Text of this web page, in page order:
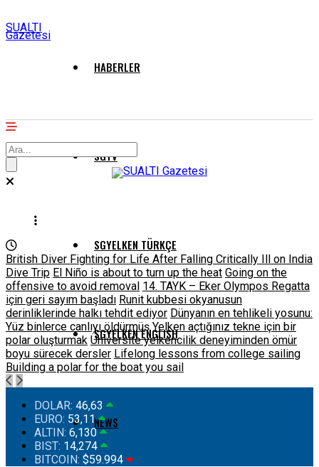
SUALTI
Gazetesi
HABERLER
SGTV
SGYELKEN TÜRKÇE
SGYELKEN ENGLISH
NEWS
British Diver Fighting for Life After Falling Critically Ill on India
Dive Trip El Niño is about to turn up the heat Going on the
offensive to avoid removal 14. TAYK – Eker Olympos Regatta
için geri sayım başladı Runit kubbesi okyanusun
derinliklerinde halkı tehdit ediyor Dünyanın en tehlikeli yosunu:
Yüz binlerce canlıyı öldürmüş Yelken açtığınız tekne için bir
polar oluşturmak Üniversite yelkencilik deneyiminden ömür
boyu sürecek dersler Lifelong lessons from college sailing
Building a polar for the boat you sail
DOLAR: 46,63
EURO: 53,11
ALTIN: 6,130
BIST: 14,274
BITCOIN: $59.994